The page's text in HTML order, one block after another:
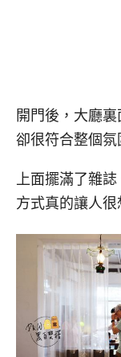
開門後，大廳
卻很符合整個氛
上面擺滿了雜
方式真的讓人很